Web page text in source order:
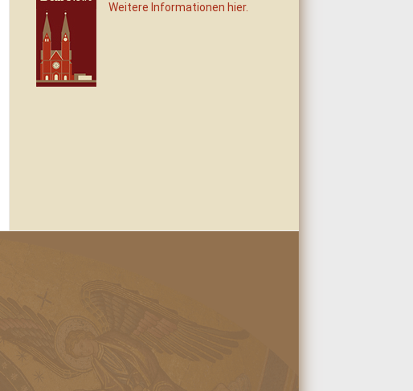
Weitere Informationen hier.